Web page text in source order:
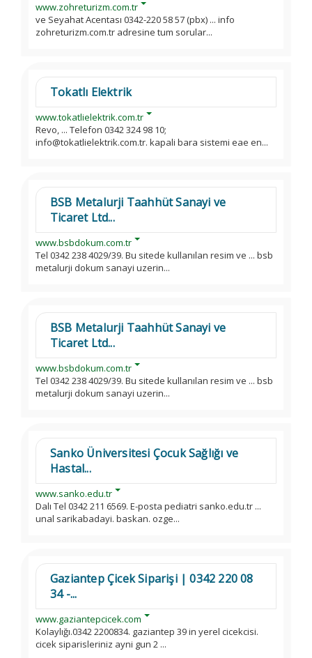
www.zohreturizm.com.tr
ve Seyahat Acentası 0342-220 58 57 (pbx) ... info
zohreturizm.com.tr adresine tum sorular...
Tokatlı Elektrik
www.tokatlielektrik.com.tr
Revo, ... Telefon 0342 324 98 10;
info@tokatlielektrik.com.tr. kapali bara sistemi eae en...
BSB Metalurji Taahhüt Sanayi ve
Ticaret Ltd...
www.bsbdokum.com.tr
Tel 0342 238 4029/39. Bu sitede kullanılan resim ve ... bsb
metalurji dokum sanayi uzerin...
BSB Metalurji Taahhüt Sanayi ve
Ticaret Ltd...
www.bsbdokum.com.tr
Tel 0342 238 4029/39. Bu sitede kullanılan resim ve ... bsb
metalurji dokum sanayi uzerin...
Sanko Üniversitesi Çocuk Sağlığı ve
Hastal...
www.sanko.edu.tr
Dalı Tel 0342 211 6569. E-posta pediatri sanko.edu.tr ...
unal sarikabadayi. baskan. ozge...
Gaziantep Çicek Siparişi | 0342 220 08
34 -...
www.gaziantepcicek.com
Kolaylığı.0342 2200834. gaziantep 39 in yerel cicekcisi.
cicek siparisleriniz ayni gun 2 ...